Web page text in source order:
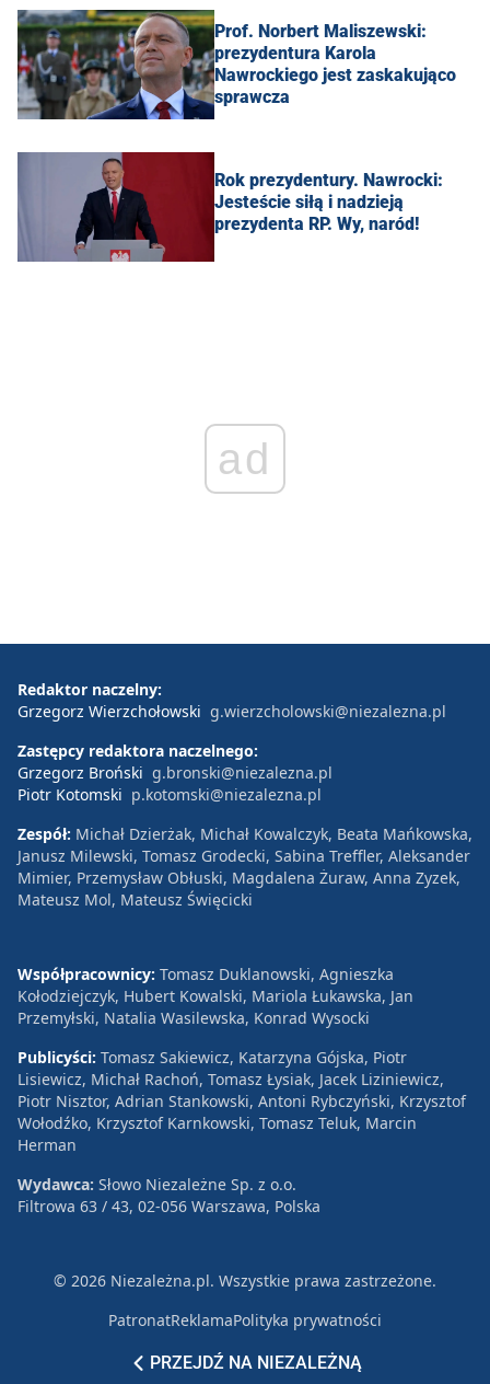
Prof. Norbert Maliszewski:
prezydentura Karola
Nawrockiego jest zaskakująco
sprawcza
Rok prezydentury. Nawrocki:
Jesteście siłą i nadzieją
prezydenta RP. Wy, naród!
ad
PRZEJDŹ NA NIEZALEŻNĄ
Redaktor naczelny:
Grzegorz Wierzchołowski g.wierzcholowski@niezalezna.pl
Zastępcy redaktora naczelnego:
Grzegorz Broński g.bronski@niezalezna.pl
Piotr Kotomski p.kotomski@niezalezna.pl
Zespół: Michał Dzierżak, Michał Kowalczyk, Beata Mańkowska,
Janusz Milewski, Tomasz Grodecki, Sabina Treffler, Aleksander
Mimier, Przemysław Obłuski, Magdalena Żuraw, Anna Zyzek,
Mateusz Mol, Mateusz Święcicki
Współpracownicy: Tomasz Duklanowski, Agnieszka
Kołodziejczyk, Hubert Kowalski, Mariola Łukawska, Jan
Przemyłski, Natalia Wasilewska, Konrad Wysocki
Publicyści: Tomasz Sakiewicz, Katarzyna Gójska, Piotr
Lisiewicz, Michał Rachoń, Tomasz Łysiak, Jacek Liziniewicz,
Piotr Nisztor, Adrian Stankowski, Antoni Rybczyński, Krzysztof
Wołodźko, Krzysztof Karnkowski, Tomasz Teluk, Marcin
Herman
Wydawca: Słowo Niezależne Sp. z o.o.
Filtrowa 63 / 43, 02-056 Warszawa, Polska
© 2026 Niezależna.pl. Wszystkie prawa zastrzeżone.
PatronatReklamaPolityka prywatności